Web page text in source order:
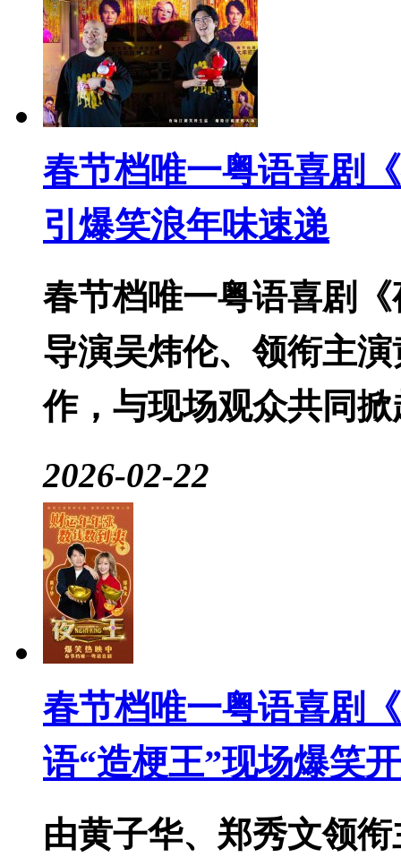
春节档唯一粤语喜剧
引爆笑浪年味速递
春节档唯一粤语喜剧
导演吴炜伦、领衔主
作，与现场观众共同
2026-02-22
春节档唯一粤语喜剧
语“造梗王”现场爆笑
由黄子华、郑秀文领